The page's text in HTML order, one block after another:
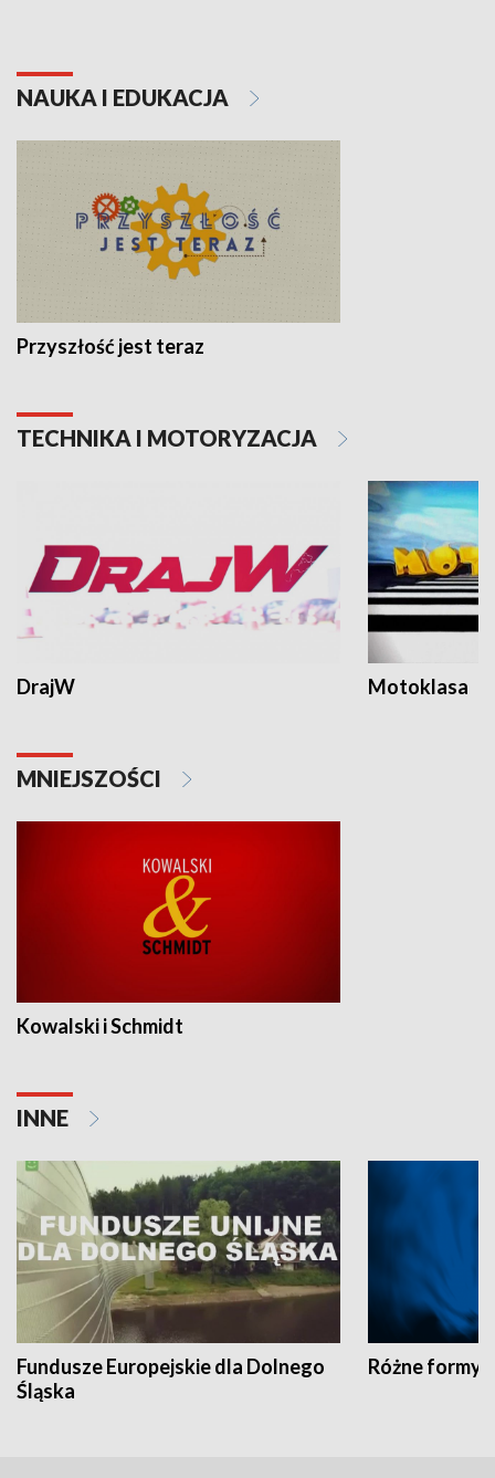
NAUKA I EDUKACJA
Przyszłość jest teraz
TECHNIKA I MOTORYZACJA
DrajW Motoklasa
MNIEJSZOŚCI
Kowalski i Schmidt
INNE
Fundusze Europejskie dla Dolnego
Śląska
Różne formy